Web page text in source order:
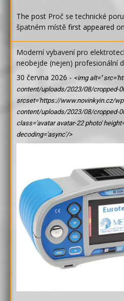
The post Proč se technické
špatném místě first appeared on
Moderní vybavení pro
neobejde (nejen) profesionální
30 června 2026 - <img alt=''
content/uploads/2023/08/cropped-
srcset='https://www.novinkyin.cz/
content/uploads/2023/08/cropped-
class='avatar avatar-22 photo'
decoding='async'/>